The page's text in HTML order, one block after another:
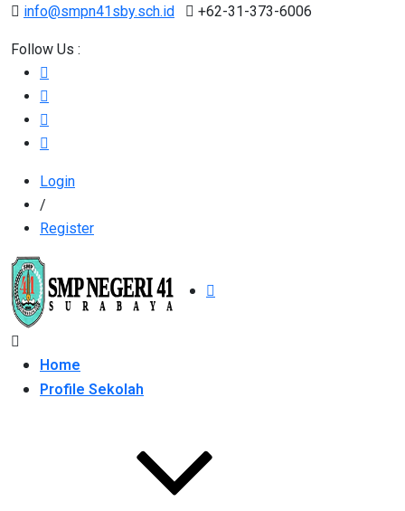
info@smpn41sby.sch.id +62-31-373-6006
Follow Us :
Login
/
Register
Home
Profile Sekolah